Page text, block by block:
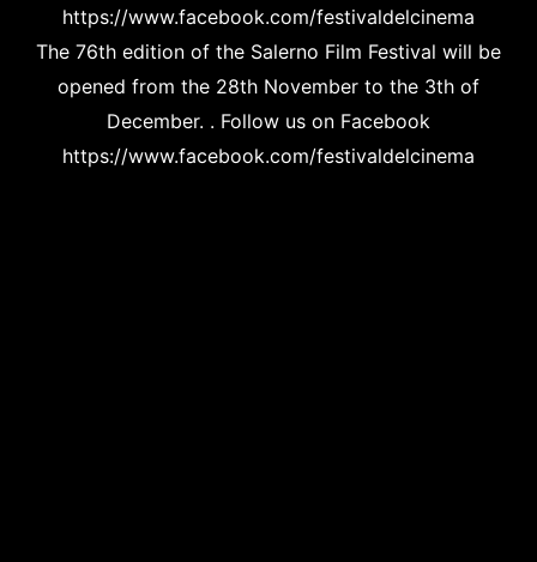
https://www.facebook.com/festivaldelcinema
The 76th edition of the Salerno Film Festival will be
opened from the 28th November to the 3th of
December. . Follow us on Facebook
https://www.facebook.com/festivaldelcinema